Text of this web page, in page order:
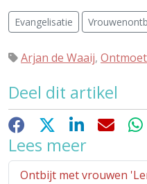
Evangelisatie
Arjan de Waaij,
Deel dit artikel
Facebook LinkedInE-mail
Lees meer
Ontbijt met vrouwen